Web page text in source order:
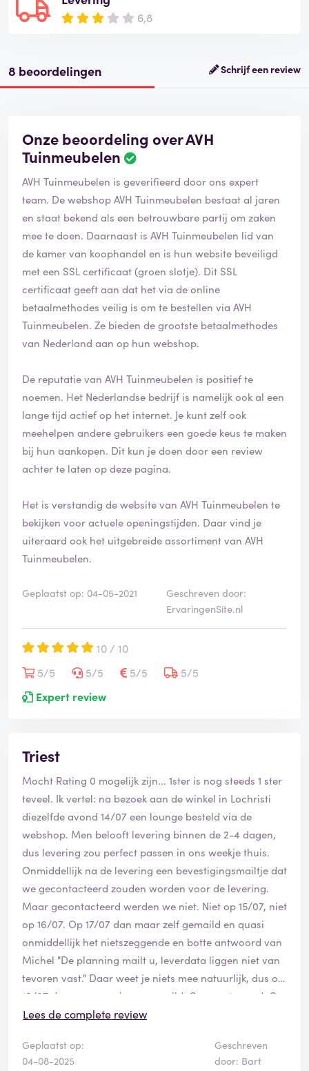
6,8
8 beoordelingen Schrijf een review
Onze beoordeling over AVH
Tuinmeubelen
AVH Tuinmeubelen is geverifieerd door ons expert
team. De webshop AVH Tuinmeubelen bestaat al jaren
en staat bekend als een betrouwbare partij om zaken
mee te doen. Daarnaast is AVH Tuinmeubelen lid van
de kamer van koophandel en is hun website beveiligd
met een SSL certificaat (groen slotje). Dit SSL
certificaat geeft aan dat het via de online
betaalmethodes veilig is om te bestellen via AVH
Tuinmeubelen. Ze bieden de grootste betaalmethodes
van Nederland aan op hun webshop.
De reputatie van AVH Tuinmeubelen is positief te
noemen. Het Nederlandse bedrijf is namelijk ook al een
lange tijd actief op het internet. Je kunt zelf ook
meehelpen andere gebruikers een goede keus te maken
bij hun aankopen. Dit kun je doen door een review
achter te laten op deze pagina.
Het is verstandig de website van AVH Tuinmeubelen te
bekijken voor actuele openingstijden. Daar vind je
uiteraard ook het uitgebreide assortiment van AVH
Tuinmeubelen.
Geplaatst op: 04-05-2021
Geschreven door:
ErvaringenSite.nl
10 / 10
5/5
5/5 5/5
5/5
Expert review
Triest
Mocht Rating 0 mogelijk zijn... 1ster is nog steeds 1 ster
teveel. Ik vertel: na bezoek aan de winkel in Lochristi
diezelfde avond 14/07 een lounge besteld via de
webshop. Men belooft levering binnen de 2-4 dagen,
dus levering zou perfect passen in ons weekje thuis.
Onmiddellijk na de levering een bevestigingsmailtje dat
we gecontacteerd zouden worden voor de levering.
Maar gecontacteerd werden we niet. Niet op 15/07, niet
op 16/07. Op 17/07 dan maar zelf gemaild en quasi
onmiddellijk het nietszeggende en botte antwoord van
Michel "De planning mailt u, leverdata liggen niet van
tevoren vast." Daar weet je niets mee natuurlijk, dus op
18/07 dan maar opnieuw gemaild. Geen antwoord. Op
22/07 opnieuw. We zijn dan al 9 dagen na bestelling en
van Chris, met excuses, waarna we afspreken op 1
augustus, daags na onze reis te leveren. Op 30/07
Lees de complete review
Geplaatst op:
04-08-2025
Geschreven
door: Bart